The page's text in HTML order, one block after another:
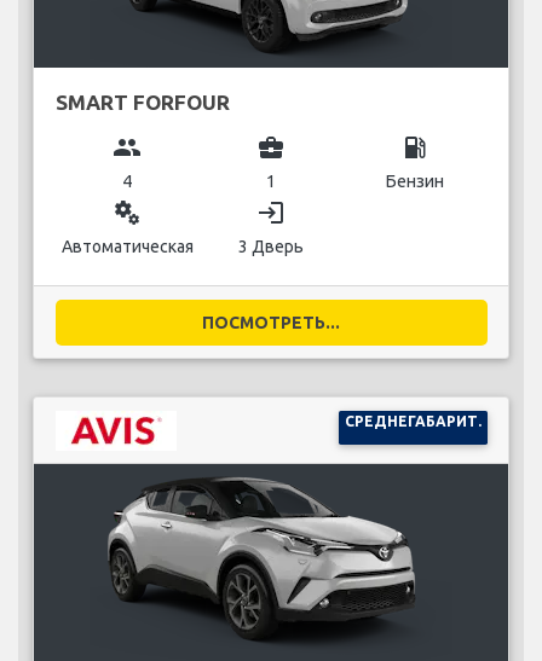
SMART FORFOUR
group
4
business_center
1
local_gas_station
Бензин
miscellaneous_services
Автоматическая
login
3 Дверь
ПОСМОТРЕТЬ...
СРЕДНЕГАБАРИТ.